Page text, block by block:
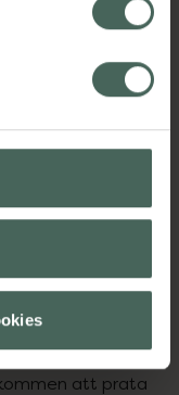
Visa
och på
vårt uppdrag att
att prata